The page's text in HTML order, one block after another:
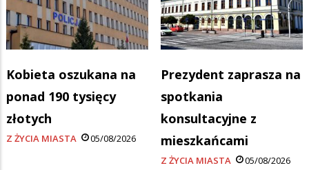
Kobieta oszukana na
ponad 190 tysięcy
złotych
Z ŻYCIA MIASTA 05/08/2026
Prezydent zaprasza na
spotkania
konsultacyjne z
mieszkańcami
Z ŻYCIA MIASTA 05/08/2026